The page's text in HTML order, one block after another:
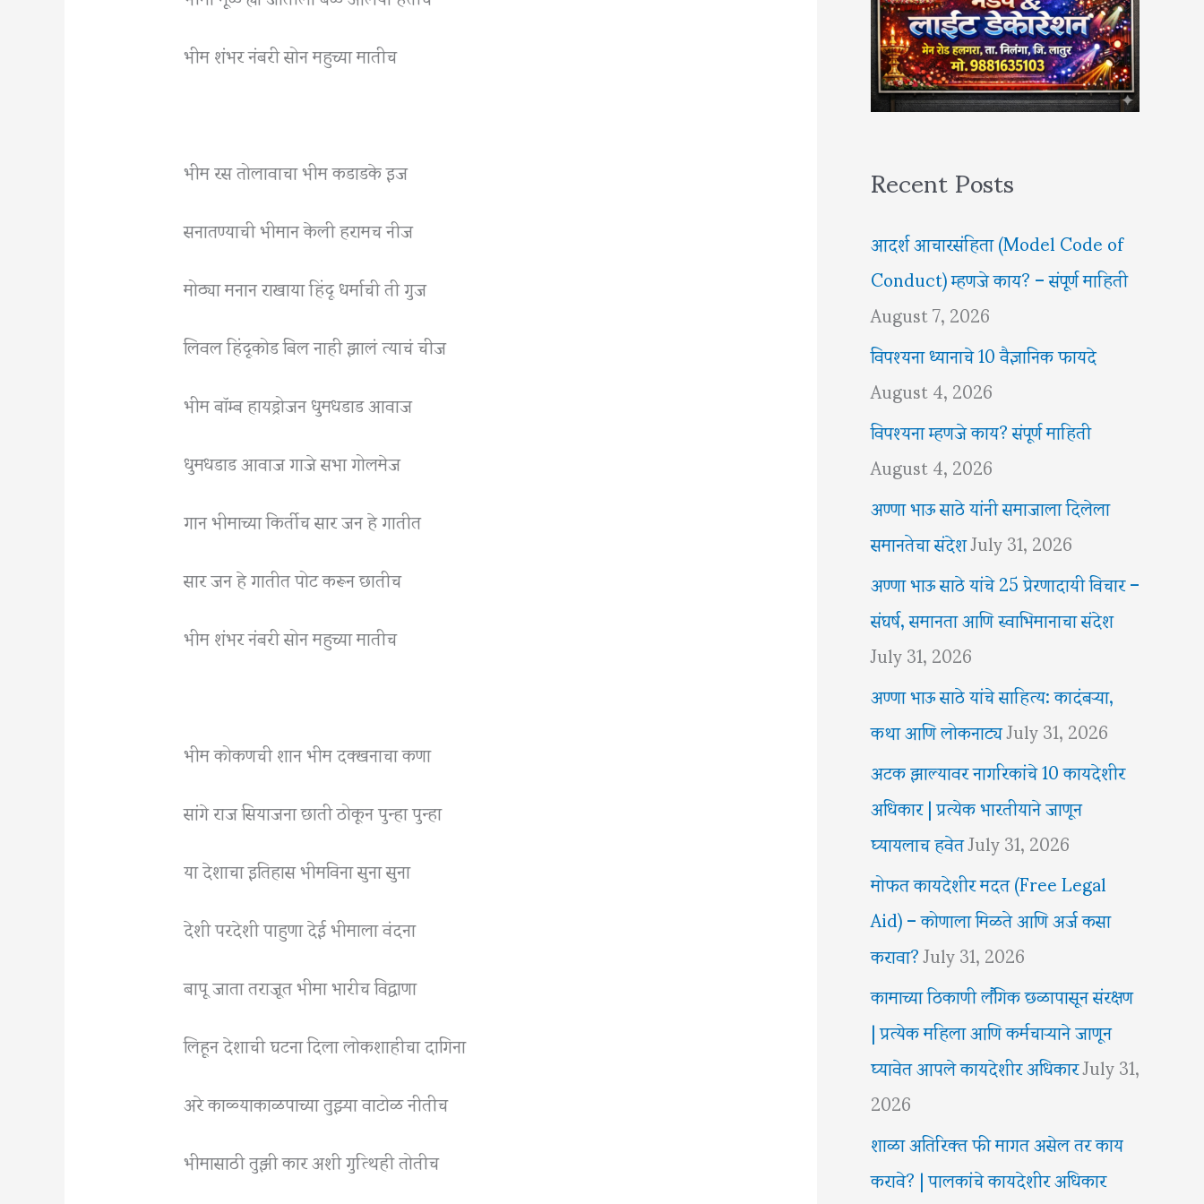
भीम शंभर नंबरी सोन महुच्या मातीच
भीम रस तोलावाचा भीम कडाडके इज
सनातण्याची भीमान केली हरामच नीज
मोठ्या मनान राखाया हिंदू धर्माची ती गुज
लिवल हिंदूकोड बिल नाही झालं त्याचं चीज
भीम बॉम्ब हायड्रोजन धुमधडाड आवाज
धुमधडाड आवाज गाजे सभा गोलमेज
गान भीमाच्या किर्तीच सार जन हे गातीत
सार जन हे गातीत पोट करून छातीच
भीम शंभर नंबरी सोन महुच्या मातीच
भीम कोकणची शान भीम दक्खनाचा कणा
सांगे राज सियाजना छाती ठोकून पुन्हा पुन्हा
या देशाचा इतिहास भीमविना सुना सुना
देशी परदेशी पाहुणा देई भीमाला वंदना
बापू जाता तराजूत भीमा भारीच विद्वाणा
लिहून देशाची घटना दिला लोकशाहीचा दागिना
अरे काळ्याकाळपाच्या तुझ्या वाटोळ नीतीच
भीमासाठी तुझी कार अशी गुत्थिही तोतीच
Recent Posts
आदर्श आचारसंहिता (Model Code of
Conduct) म्हणजे काय? – संपूर्ण माहिती
August 7, 2026
विपश्यना ध्यानाचे 10 वैज्ञानिक फायदे
August 4, 2026
विपश्यना म्हणजे काय? संपूर्ण माहिती
August 4, 2026
अण्णा भाऊ साठे यांनी समाजाला दिलेला
समानतेचा संदेशJuly 31, 2026
अण्णा भाऊ साठे यांचे 25 प्रेरणादायी विचार –
संघर्ष, समानता आणि स्वाभिमानाचा संदेश
July 31, 2026
अण्णा भाऊ साठे यांचे साहित्य: कादंबऱ्या,
कथा आणि लोकनाट्यJuly 31, 2026
अटक झाल्यावर नागरिकांचे 10 कायदेशीर
अधिकार | प्रत्येक भारतीयाने जाणून
घ्यायलाच हवेतJuly 31, 2026
मोफत कायदेशीर मदत (Free Legal
Aid) – कोणाला मिळते आणि अर्ज कसा
करावा?July 31, 2026
कामाच्या ठिकाणी लैंगिक छळापासून संरक्षण
| प्रत्येक महिला आणि कर्मचाऱ्याने जाणून
घ्यावेत आपले कायदेशीर अधिकारJuly 31,
2026
शाळा अतिरिक्त फी मागत असेल तर काय
करावे? | पालकांचे कायदेशीर अधिकार